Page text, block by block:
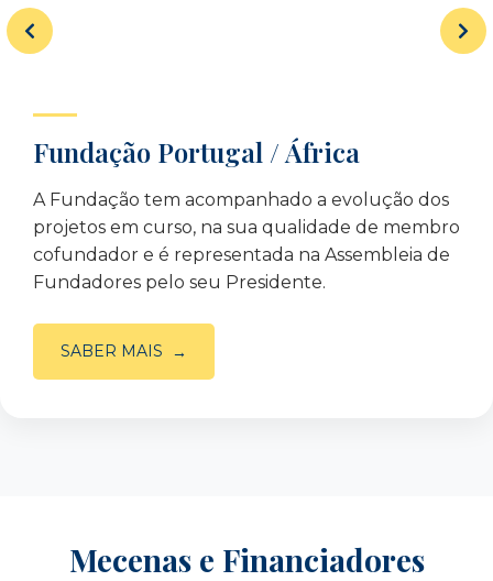
Fundação Portugal / África
A Fundação tem acompanhado a evolução dos
projetos em curso, na sua qualidade de membro
cofundador e é representada na Assembleia de
Fundadores pelo seu Presidente.
SABER MAIS
Mecenas e Financiadores